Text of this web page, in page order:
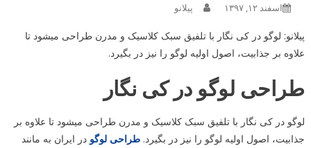
اسفند ۱۲, ۱۳۹۷ پیلانو
پیلانو: لوگو در کی نگار با تلفیق سبک کلاسیک و مدرن طراحی میشود تا
علاوه بر جذابیت، اصول اولیه لوگو را نیز در بگیرد.
طراحی لوگو در کی نگار
لوگو در کی نگار با تلفیق سبک کلاسیک و مدرن طراحی میشود تا علاوه بر
جذابیت، اصول اولیه لوگو را نیز در بگیرد. طراحی لوگو در ایران به مانند